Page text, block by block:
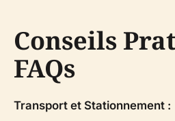
Conseils
FAQs
Transport et Stationnement :